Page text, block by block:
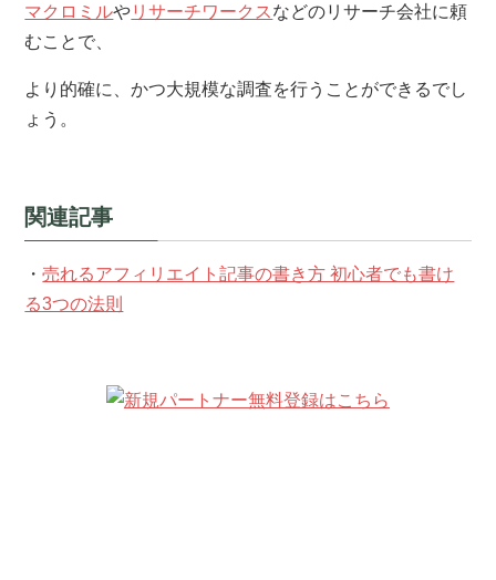
マクロミルやリサーチワークス などのリサーチ会社に頼
むことで、
より的確に、かつ大規模な調査を行うことができるでし
ょう。
関連記事
・売れるアフィリエイト記事の書き方 初心者でも書け
る3つの法則